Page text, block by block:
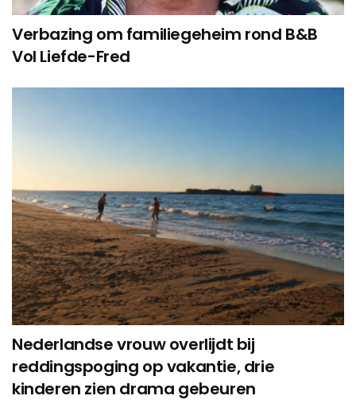
Verbazing om familiegeheim rond B&B
Vol Liefde-Fred
Nederlandse vrouw overlijdt bij
reddingspoging op vakantie, drie
kinderen zien drama gebeuren